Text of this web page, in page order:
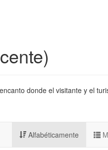
donde el visitante y el
Alfabéticamente